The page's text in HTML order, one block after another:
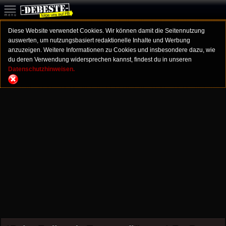
Diese Website verwendet Cookies. Wir können damit die Seitennutzung
auswerten, um nutzungsbasiert redaktionelle Inhalte und Werbung
anzuzeigen. Weitere Informationen zu Cookies und insbesondere dazu, wie
du deren Verwendung widersprechen kannst, findest du in unseren
Datenschutzhinweisen.